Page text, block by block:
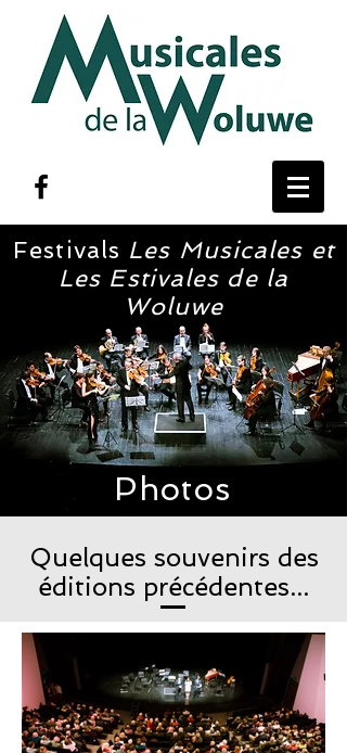
Festivals Les Musicales et
Les Estivales de la
Woluwe
Photos
Quelques souvenirs des
éditions précédentes...